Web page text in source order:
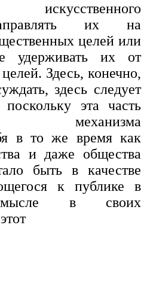
их на
целей или
удерживать их от
Здесь, конечно,
здесь следует
эта часть
механизма
в то же время как
и даже общества
быть в качестве
к публике в
в своих